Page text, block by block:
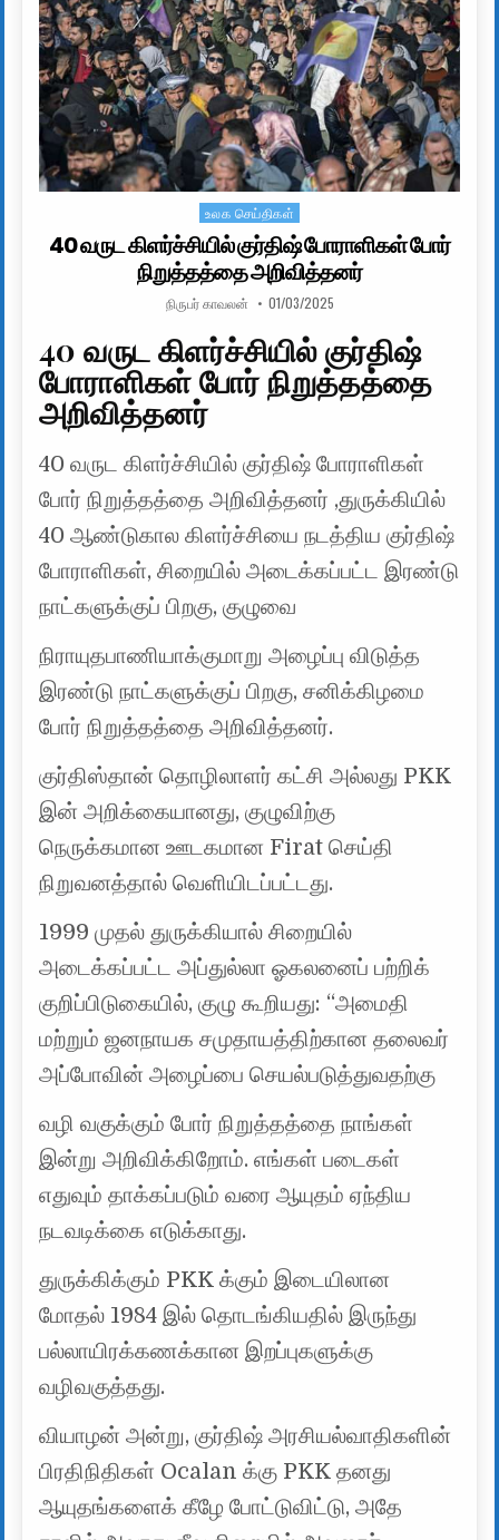
Posted in
உலக செய்திகள்
40 வருட கிளர்ச்சியில் குர்திஷ் போராளிகள் போர்
நிறுத்தத்தை அறிவித்தனர்
AUTHOR:
நிருபர் காவலன் PUBLISHED DATE:
01/03/2025
40 வருட கிளர்ச்சியில் குர்திஷ்
போராளிகள் போர் நிறுத்தத்தை
அறிவித்தனர்
40 வருட கிளர்ச்சியில் குர்திஷ் போராளிகள்
போர் நிறுத்தத்தை அறிவித்தனர் ,துருக்கியில்
40 ஆண்டுகால கிளர்ச்சியை நடத்திய குர்திஷ்
போராளிகள், சிறையில் அடைக்கப்பட்ட இரண்டு
நாட்களுக்குப் பிறகு, குழுவை
நிராயுதபாணியாக்குமாறு அழைப்பு விடுத்த
இரண்டு நாட்களுக்குப் பிறகு, சனிக்கிழமை
போர் நிறுத்தத்தை அறிவித்தனர்.
குர்திஸ்தான் தொழிலாளர் கட்சி அல்லது PKK
இன் அறிக்கையானது, குழுவிற்கு
நெருக்கமான ஊடகமான Firat செய்தி
நிறுவனத்தால் வெளியிடப்பட்டது.
1999 முதல் துருக்கியால் சிறையில்
அடைக்கப்பட்ட அப்துல்லா ஓகலனைப் பற்றிக்
குறிப்பிடுகையில், குழு கூறியது: “அமைதி
மற்றும் ஜனநாயக சமுதாயத்திற்கான தலைவர்
அப்போவின் அழைப்பை செயல்படுத்துவதற்கு
வழி வகுக்கும் போர் நிறுத்தத்தை நாங்கள்
இன்று அறிவிக்கிறோம். எங்கள் படைகள்
எதுவும் தாக்கப்படும் வரை ஆயுதம் ஏந்திய
நடவடிக்கை எடுக்காது.
துருக்கிக்கும் PKK க்கும் இடையிலான
மோதல் 1984 இல் தொடங்கியதில் இருந்து
பல்லாயிரக்கணக்கான இறப்புகளுக்கு
வழிவகுத்தது.
வியாழன் அன்று, குர்திஷ் அரசியல்வாதிகளின்
பிரதிநிதிகள் Ocalan க்கு PKK தனது
ஆயுதங்களைக் கீழே போட்டுவிட்டு, அதே